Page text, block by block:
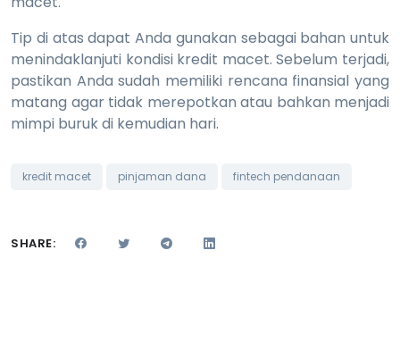
Tip di atas dapat Anda gunakan sebagai bahan untuk
menindaklanjuti kondisi kredit macet. Sebelum terjadi,
pastikan Anda sudah memiliki rencana finansial yang
matang agar tidak merepotkan atau bahkan menjadi
mimpi buruk di kemudian hari.
kredit macet pinjaman dana fintech pendanaan
SHARE: